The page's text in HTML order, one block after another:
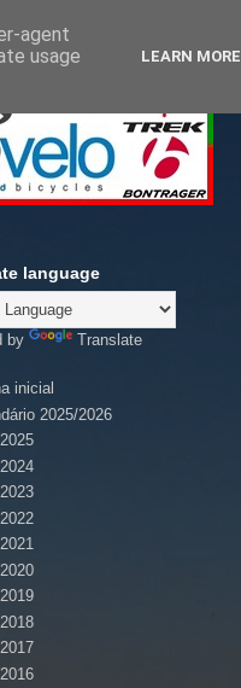
language
by Translate
inicial
2025/2026
agent
usage
LEARN MORE